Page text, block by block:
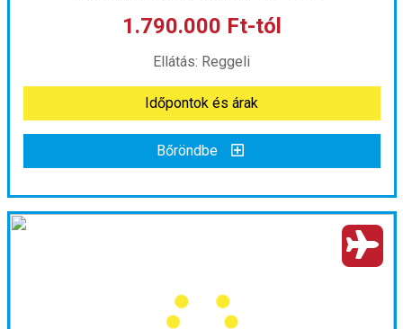
már 2.650.000 Ft-tól
Időpontok és árak
Bőröndbe
1.790.000 Ft-tól
Ellátás: Reggeli
Időpontok és árak
Bőröndbe
Nagy indián vándorút az USA délnyugati részén ***
Város:Las Vegas
Utazás módja:
Repülővel